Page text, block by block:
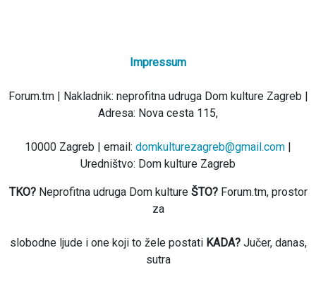
Impressum
Forum.tm | Nakladnik: neprofitna udruga Dom kulture Zagreb |
Adresa: Nova cesta 115,
10000 Zagreb | email: domkulturezagreb@gmail.com
Uredništvo: Dom kulture Zagreb
TKO?Neprofitna udruga Dom kulture ŠTO?Forum.tm, prostor
za
slobodne ljude i one koji to žele postati KADA?Jučer, danas,
sutra